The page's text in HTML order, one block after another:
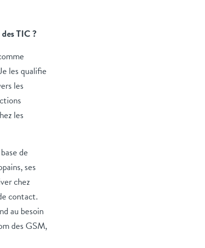
TIC ?
les qualifie
les
les
de
ses
chez
contact.
au besoin
des GSM,